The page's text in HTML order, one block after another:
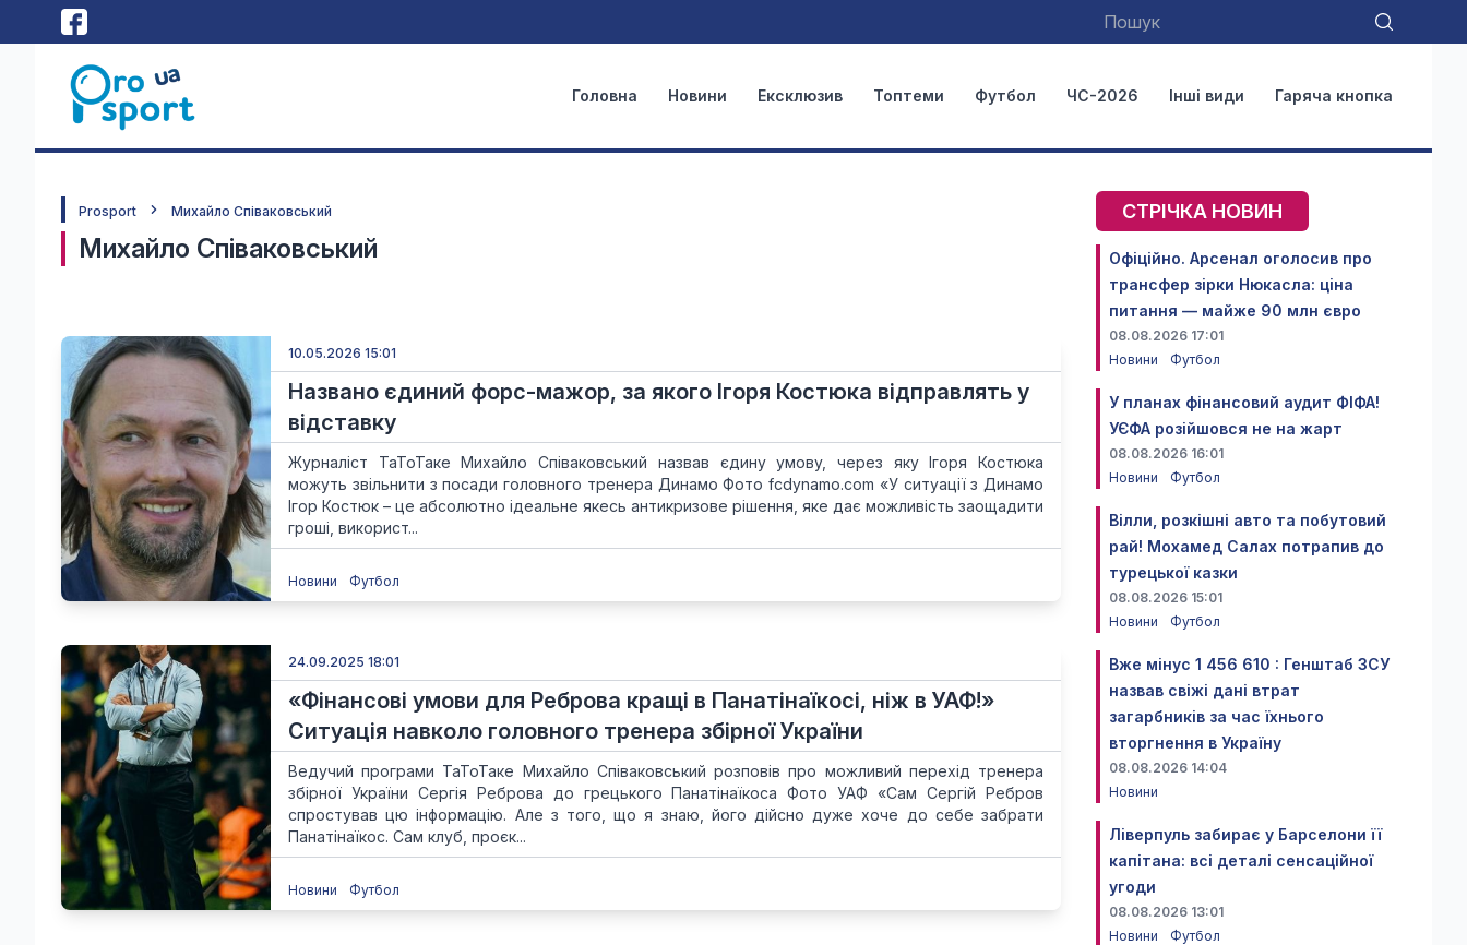
Головна Новини Ексклюзив Топтеми Футбол ЧС-2026 Інші види Гаряча кнопка
Prosport Михайло Співаковський
Михайло Співаковський
10.05.2026 15:01
Названо єдиний форс-мажор, за якого Ігоря Костюка відправлять у
відставку
Журналіст ТаТоТаке Михайло Співаковський назвав єдину умову, через яку Ігоря Костюка
можуть звільнити з посади головного тренера Динамо Фото fcdynamo.com «У ситуації з Динамо
Ігор Костюк – це абсолютно ідеальне якесь антикризове рішення, яке дає можливість заощадити
гроші, використ...
Новини Футбол
24.09.2025 18:01
«Фінансові умови для Реброва кращі в Панатінаїкосі, ніж в УАФ!»
Ситуація навколо головного тренера збірної України
Ведучий програми ТаТоТаке Михайло Співаковський розповів про можливий перехід тренера
збірної України Сергія Реброва до грецького Панатінаїкоса Фото УАФ «Сам Сергій Ребров
спростував цю інформацію. Але з того, що я знаю, його дійсно дуже хоче до себе забрати
Панатінаїкос. Сам клуб, проєк...
Новини Футбол
СТРІЧКА НОВИН
Офіційно. Арсенал оголосив про
трансфер зірки Нюкасла: ціна
питання — майже 90 млн євро
08.08.2026 17:01
Новини
Футбол
У планах фінансовий аудит ФІФА!
УЄФА розійшовся не на жарт
08.08.2026 16:01
Новини
Футбол
Вілли, розкішні авто та побутовий
рай! Мохамед Салах потрапив до
турецької казки
08.08.2026 15:01
Новини
Футбол
Вже мінус 1 456 610 : Генштаб ЗСУ
назвав свіжі дані втрат
загарбників за час їхнього
вторгнення в Україну
08.08.2026 14:04
Новини
Ліверпуль забирає у Барселони її
капітана: всі деталі сенсаційної
угоди
08.08.2026 13:01
Новини
Футбол